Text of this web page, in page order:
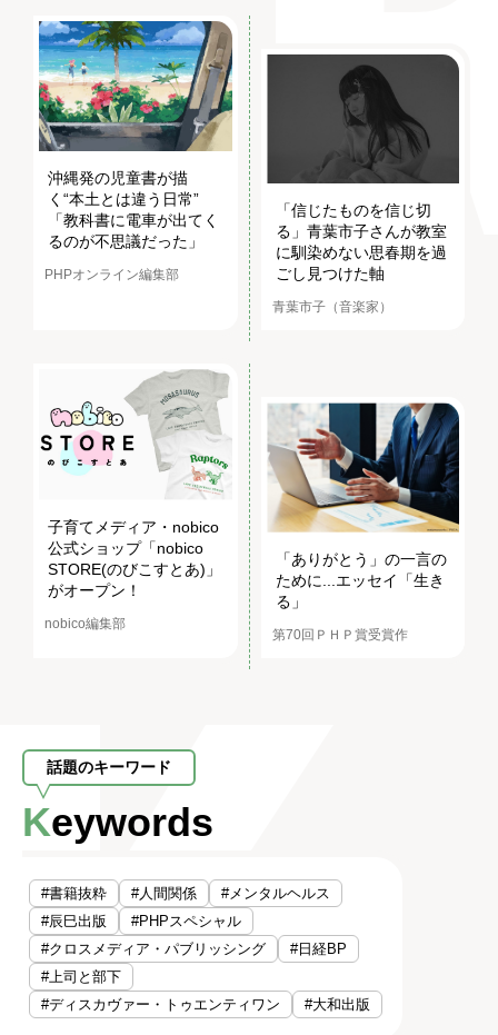
沖縄発の児童書が描
く“本土とは違う日常”
「教科書に電車が出てく
るのが不思議だった」
PHPオンライン編集部
「信じたものを信じ切
る」青葉市子さんが教室
に馴染めない思春期を過
ごし見つけた軸
青葉市子（音楽家）
子育てメディア・nobico
公式ショップ「nobico
STORE(のびこすとあ)」
がオープン！
nobico編集部
「ありがとう」の一言の
ために...エッセイ「生き
る」
第70回ＰＨＰ賞受賞作
話題のキーワード
Keywords
#書籍抜粋 #人間関係
#メンタルヘルス
#辰巳出版
#PHPスペシャル
#クロスメディア・パブリッシング
#日経BP
#上司と部下
#ディスカヴァー・トゥエンティワン
#大和出版